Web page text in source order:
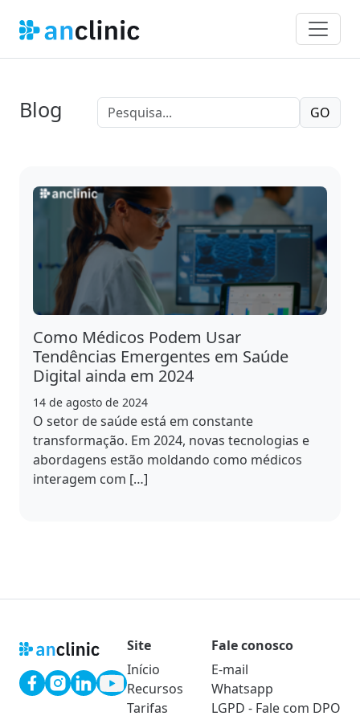
Blog GO
Como Médicos Podem Usar
Tendências Emergentes em Saúde
Digital ainda em 2024
14 de agosto de 2024
O setor de saúde está em constante
transformação. Em 2024, novas tecnologias e
abordagens estão moldando como médicos
interagem com […]
Site
Início
Recursos
Tarifas
Fale conosco
E-mail
Whatsapp
LGPD - Fale com DPO